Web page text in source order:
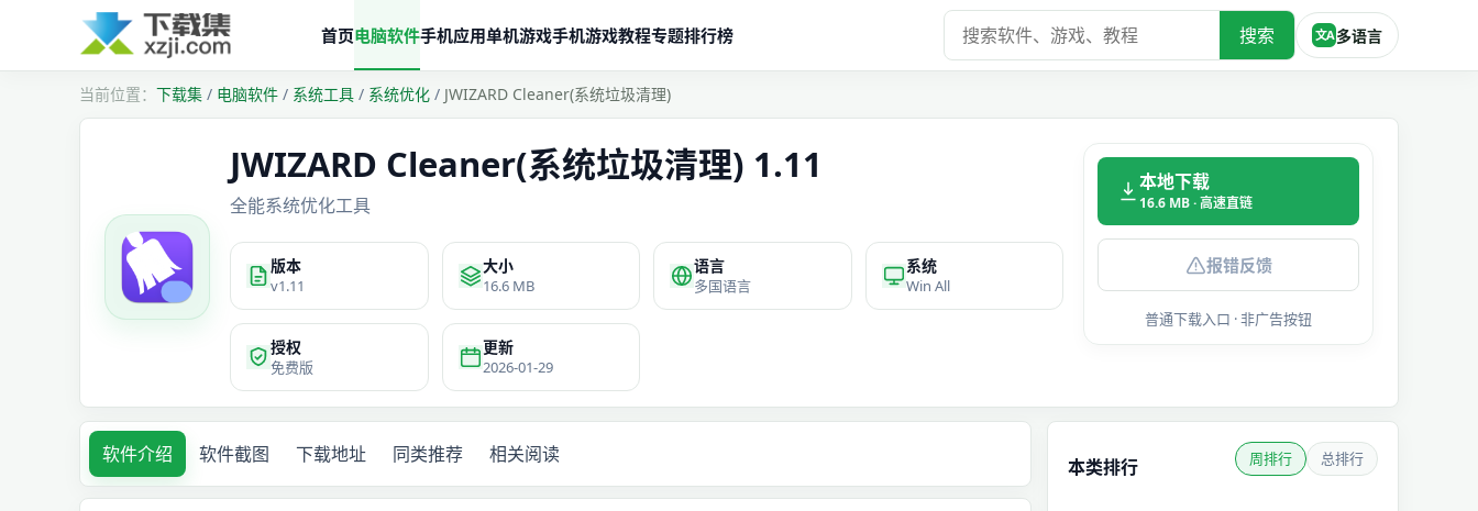
首页电脑软件手机应用单机游戏手机游戏教程专题排行榜 搜索 文A 多语言
下载集 / 电脑软件 / 系统工具 / 系统优化 / JWIZARD Cleaner(系统垃圾清理)
JWIZARD Cleaner(系统垃圾清理) 1.11
全能系统优化工具
版本
v1.11
大小
16.6 MB
语言
多国语言
系统
Win All
授权
免费版
更新
2026-01-29
本地下载
16.6 MB · 高速直链
报错反馈
普通下载入口 · 非广告按钮
软件介绍 软件截图 下载地址 同类推荐 相关阅读
本类排行 周排行 总排行